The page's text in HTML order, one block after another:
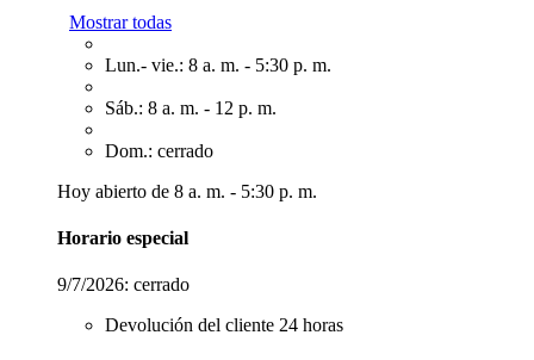
Mostrar todas
Lun.- vie.: 8 a. m. - 5:30 p. m.
Sáb.: 8 a. m. - 12 p. m.
Dom.: cerrado
Hoy abierto de 8 a. m. - 5:30 p. m.
Horario especial
9/7/2026: cerrado
Devolución del cliente 24 horas